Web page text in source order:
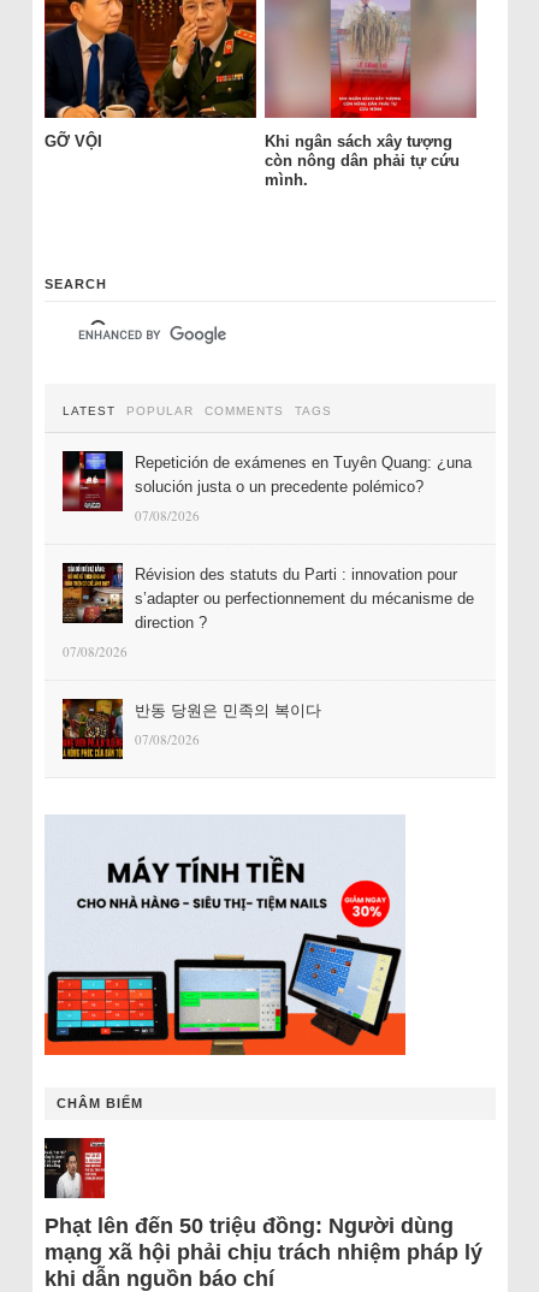
GỠ VỘI
Khi ngân sách xây tượng
còn nông dân phải tự cứu
mình.
SEARCH
LATEST POPULAR COMMENTS TAGS
Repetición de exámenes en Tuyên Quang: ¿una
solución justa o un precedente polémico?
07/08/2026
Révision des statuts du Parti : innovation pour
s’adapter ou perfectionnement du mécanisme de
direction ?
07/08/2026
반동 당원은 민족의 복이다
07/08/2026
CHÂM BIẾM
Phạt lên đến 50 triệu đồng: Người dùng
mạng xã hội phải chịu trách nhiệm pháp lý
khi dẫn nguồn báo chí